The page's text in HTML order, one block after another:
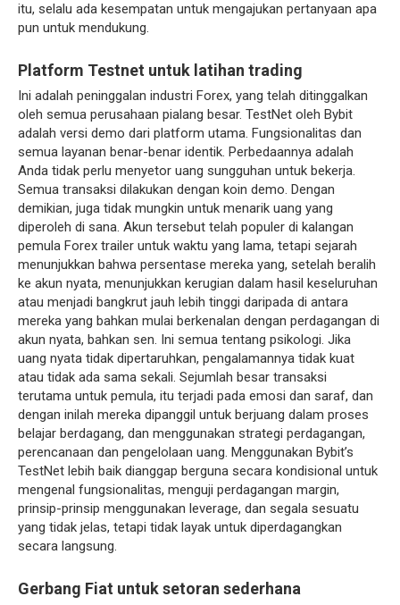
itu, selalu ada kesempatan untuk mengajukan pertanyaan apa
pun untuk mendukung.
Platform Testnet untuk latihan trading
Ini adalah peninggalan industri Forex, yang telah ditinggalkan
oleh semua perusahaan pialang besar. TestNet oleh Bybit
adalah versi demo dari platform utama. Fungsionalitas dan
semua layanan benar-benar identik. Perbedaannya adalah
Anda tidak perlu menyetor uang sungguhan untuk bekerja.
Semua transaksi dilakukan dengan koin demo. Dengan
demikian, juga tidak mungkin untuk menarik uang yang
diperoleh di sana. Akun tersebut telah populer di kalangan
pemula Forex trailer untuk waktu yang lama, tetapi sejarah
menunjukkan bahwa persentase mereka yang, setelah beralih
ke akun nyata, menunjukkan kerugian dalam hasil keseluruhan
atau menjadi bangkrut jauh lebih tinggi daripada di antara
mereka yang bahkan mulai berkenalan dengan perdagangan di
akun nyata, bahkan sen. Ini semua tentang psikologi. Jika
uang nyata tidak dipertaruhkan, pengalamannya tidak kuat
atau tidak ada sama sekali. Sejumlah besar transaksi
terutama untuk pemula, itu terjadi pada emosi dan saraf, dan
dengan inilah mereka dipanggil untuk berjuang dalam proses
belajar berdagang, dan menggunakan strategi perdagangan,
perencanaan dan pengelolaan uang. Menggunakan Bybit’s
TestNet lebih baik dianggap berguna secara kondisional untuk
mengenal fungsionalitas, menguji perdagangan margin,
prinsip-prinsip menggunakan leverage, dan segala sesuatu
yang tidak jelas, tetapi tidak layak untuk diperdagangkan
secara langsung.
Gerbang Fiat untuk setoran sederhana